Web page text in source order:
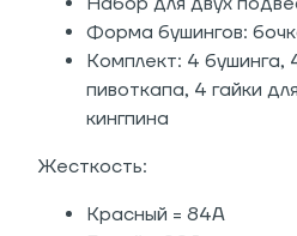
Форма бушингов:
Комплект: 4 бушинга,
пивоткапа, 4 гайки
кингпина
Жесткость:
Красный = 84A